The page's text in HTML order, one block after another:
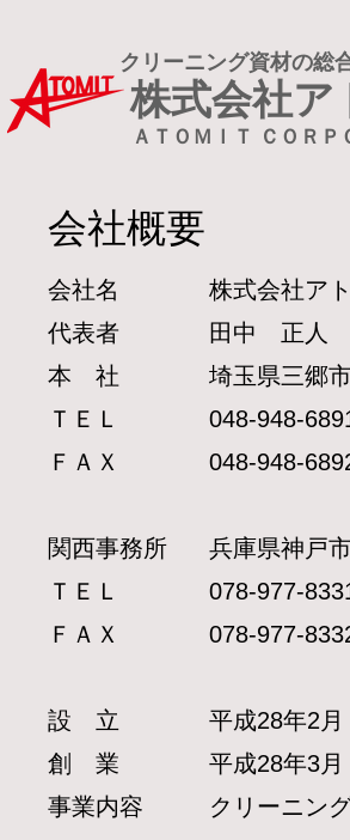
クリーニング資材の総
株式会社ア
ＡＴＯＭＩＴ ＣＯＲＰ
会社概要
​会社名
代表者
本 社
ＴＥＬ
ＦＡＸ
関西事務所
ＴＥＬ
ＦＡＸ
設 立
創 業
事業内容
株式会社ア
​田中 正人
埼玉県三郷
048-948-
048-948-
兵庫県神戸
078-977-
078-977-
平成28年2月
平成28年3月
クリーニン